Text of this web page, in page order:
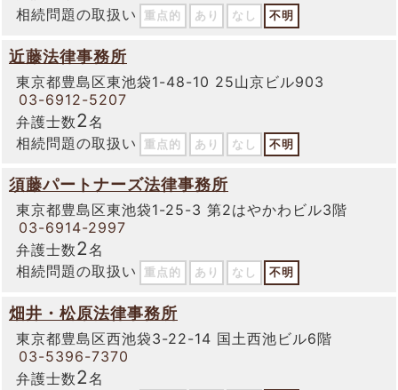
相続問題の取扱い
重点的 あり なし 不明
近藤法律事務所
東京都豊島区東池袋1-48-10 25山京ビル903
03-6912-5207
弁護士数2名
相続問題の取扱い
重点的 あり なし 不明
須藤パートナーズ法律事務所
東京都豊島区東池袋1-25-3 第2はやかわビル3階
03-6914-2997
弁護士数2名
相続問題の取扱い
重点的 あり なし 不明
畑井・松原法律事務所
東京都豊島区西池袋3-22-14 国土西池ビル6階
03-5396-7370
弁護士数2名